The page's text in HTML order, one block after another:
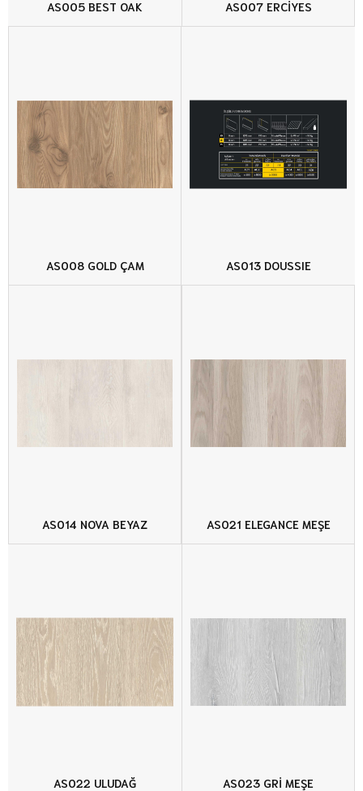
AS005 BEST OAK AS007 ERCİYES
AS008 GOLD ÇAM AS013 DOUSSIE
AS014 NOVA BEYAZ AS021 ELEGANCE MEŞE
AS022 ULUDAĞ AS023 GRİ MEŞE